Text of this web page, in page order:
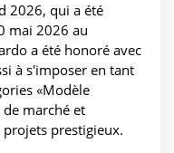
2026, qui a été
mai 2026 au
a été honoré avec
à s'imposer en tant
«Modèle
marché et
prestigieux.